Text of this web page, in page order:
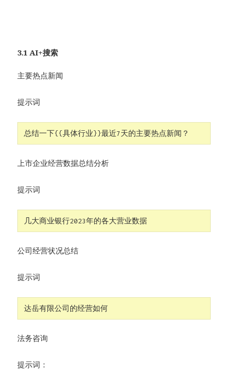
3.1 AI+搜索
主要热点新闻
提示词
总结一下{{具体行业}}最近7天的主要热点新闻？
上市企业经营数据总结分析
提示词
几大商业银行2023年的各大营业数据
公司经营状况总结
提示词
达岳有限公司的经营如何
法务咨询
提示词：